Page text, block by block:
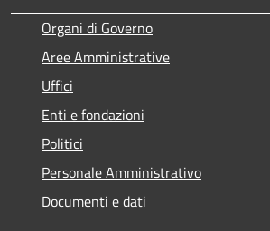
Organi di Governo
Aree Amministrative
Uffici
Enti e fondazioni
Politici
Personale Amministrativo
Documenti e dati